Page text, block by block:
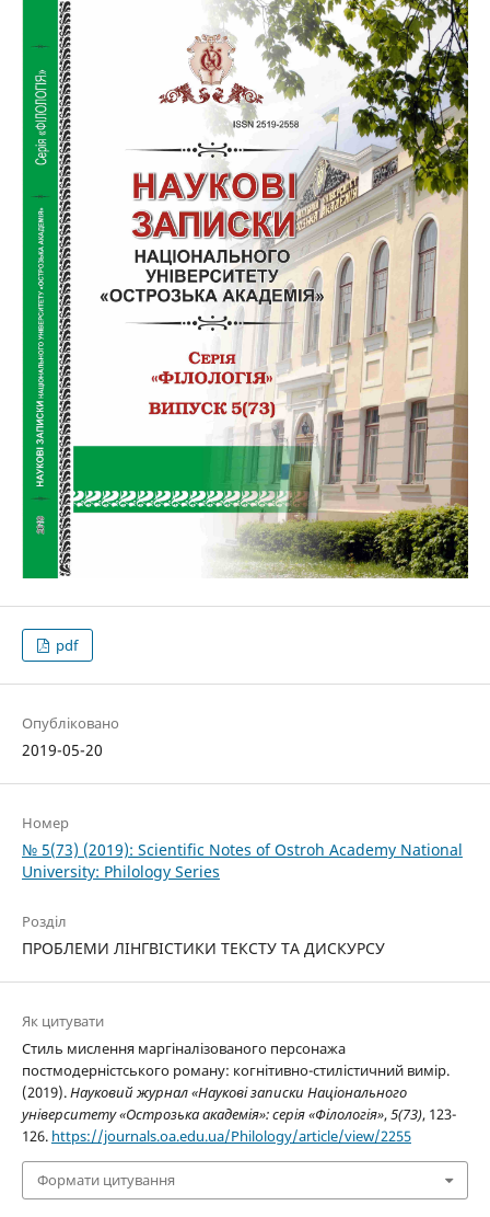
pdf
Опубліковано
2019-05-20
Номер
№ 5(73) (2019): Scientific Notes of Ostroh Academy National
University: Philology Series
Розділ
ПРОБЛЕМИ ЛІНГВІСТИКИ ТЕКСТУ ТА ДИСКУРСУ
Як цитувати
Стиль мислення маргіналізованого персонажа
постмодерністського роману: когнітивно-стилістичний вимір.
(2019).Науковий журнал «Наукові записки Національного
університету «Острозька академія»: серія «Філологія»,5(73), 123-
126. https://journals.oa.edu.ua/Philology/article/view/2255
Формати цитування